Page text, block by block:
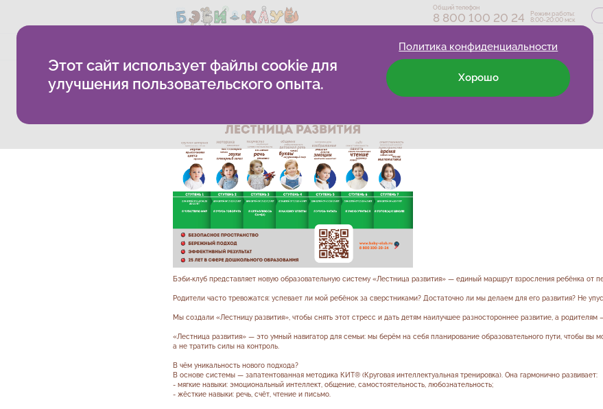
Общий телефон
8 800 100 20 24
Режим работы:
8:00-20:00 мск
Работа у нас Новости Франшиза Контакты
Новая система: от первого шага до первого класса
Бэби‑клуб представляет новую образовательную систему «Лестница развития» — единый маршрут взросления ребёнка от
Родители часто тревожатся: успевает ли мой ребёнок за сверстниками? Достаточно ли мы делаем для его развития? Не
Мы создали «Лестницу развития», чтобы снять этот стресс и дать детям наилучшее разностороннее развитие, а родителям
«Лестница развития» — это умный навигатор для семьи: мы берём на себя планирование образовательного пути, чтобы вы
а не тратить силы на контроль.
В чём уникальность нового подхода?
В основе системы — запатентованная методика КИТ® (Круговая интеллектуальная тренировка). Она гармонично развивает:
- мягкие навыки: эмоциональный интеллект, общение, самостоятельность, любознательность;
- жёсткие навыки: речь, счёт, чтение и письмо.
Этот сайт использует файлы cookie для
улучшения пользовательского опыта.
Политика конфиденциальности
Хорошо